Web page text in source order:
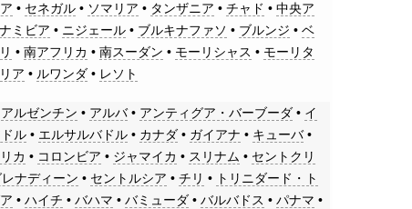
• セネガル • ソマリア • タンザニア •チャド •中央ア
ナミビア • ニジェール • ブルキナファソ • ブルンジ •ベ
•南アフリカ •南スーダン • モーリシャス • モーリタ
ア • ルワンダ • レソト
アルゼンチン • アルバ• アンティグア・バーブーダ • イ
ル • エルサルバドル • カナダ • ガイアナ • キューバ•
カ • コロンビア • ジャマイカ • スリナム • セントクリ
ナディーン • セントルシア •チリ • トリニダード・ト
•ハイチ •バハマ •バミューダ •バルバドス •パナマ •